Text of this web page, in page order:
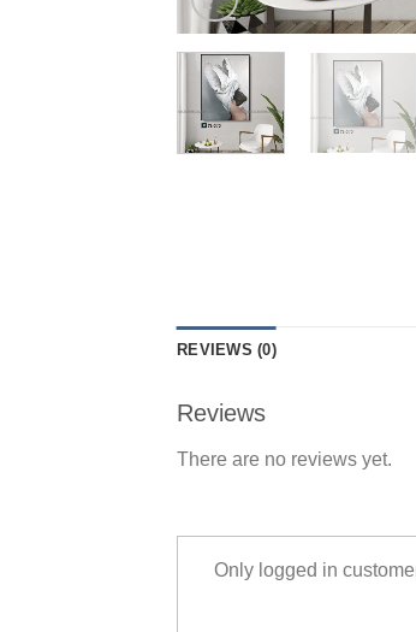
REVIEWS (0)
Reviews
There are no reviews yet.
Only logged in